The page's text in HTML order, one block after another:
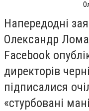
Напередодні
Олександр
Facebook
директорів
підписалися
«стурбовані